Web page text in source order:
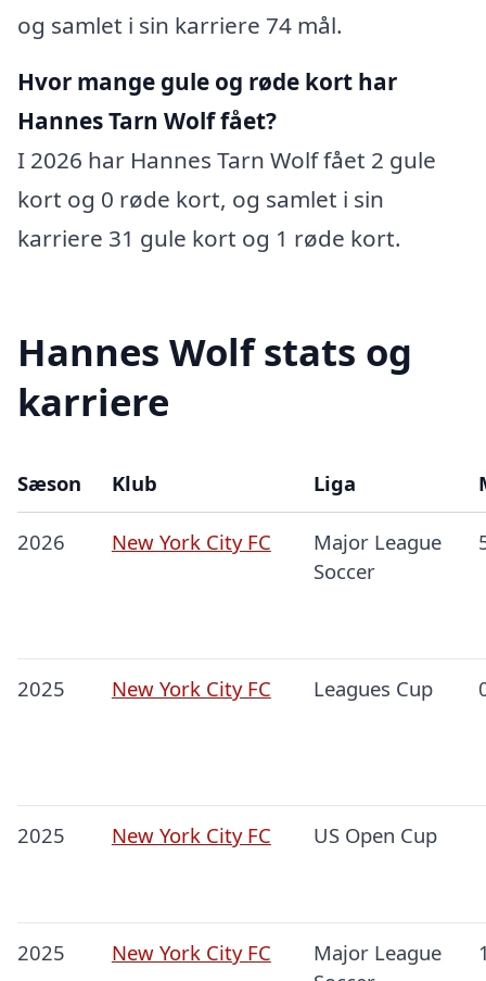
og samlet i sin karriere 74 mål.
Hvor mange gule og røde kort har
Hannes Tarn Wolf fået?
I 2026 har Hannes Tarn Wolf fået 2 gule
kort og 0 røde kort, og samlet i sin
karriere 31 gule kort og 1 røde kort.
Hannes Wolf stats og
karriere
Sæson Klub Liga
2026 New York City FC
Major League
Soccer
2025 New York City FC Leagues Cup
2025 New York City FC US Open Cup
2025 New York City FC
Major League